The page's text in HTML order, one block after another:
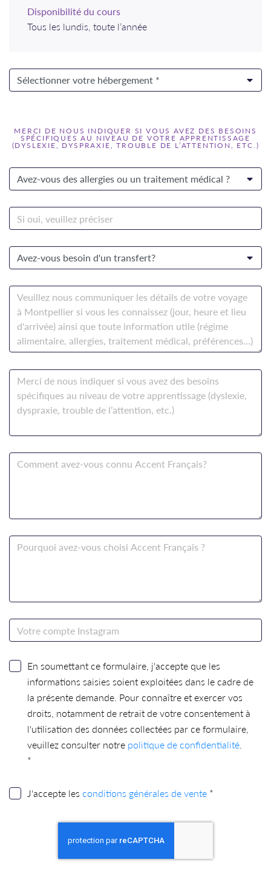
Disponibilité du cours
Tous les lundis, toute l’année
MERCI DE NOUS INDIQUER SI VOUS AVEZ DES BESOINS
SPÉCIFIQUES AU NIVEAU DE VOTRE APPRENTISSAGE
(DYSLEXIE, DYSPRAXIE, TROUBLE DE L’ATTENTION, ETC.)
En soumettant ce formulaire, j'accepte que les
informations saisies soient exploitées dans le cadre de
la présente demande. Pour connaître et exercer vos
droits, notamment de retrait de votre consentement à
l'utilisation des données collectées par ce formulaire,
veuillez consulter notre politique de confidentialité.
*
J'accepte les conditions générales de vente *